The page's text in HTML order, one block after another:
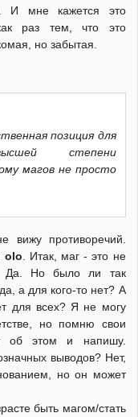
И мне кажется это
раз тем, что это
но забытая.
позиция для
степени
магов не просто
противоречий.
olo . Итак, маг - это не
Да. Но было ли так
а для кого-то нет? А
для всех? Я не могу
но помню свои
об этом и напишу.
выводов? Нет,
но он может
быть магом/стать